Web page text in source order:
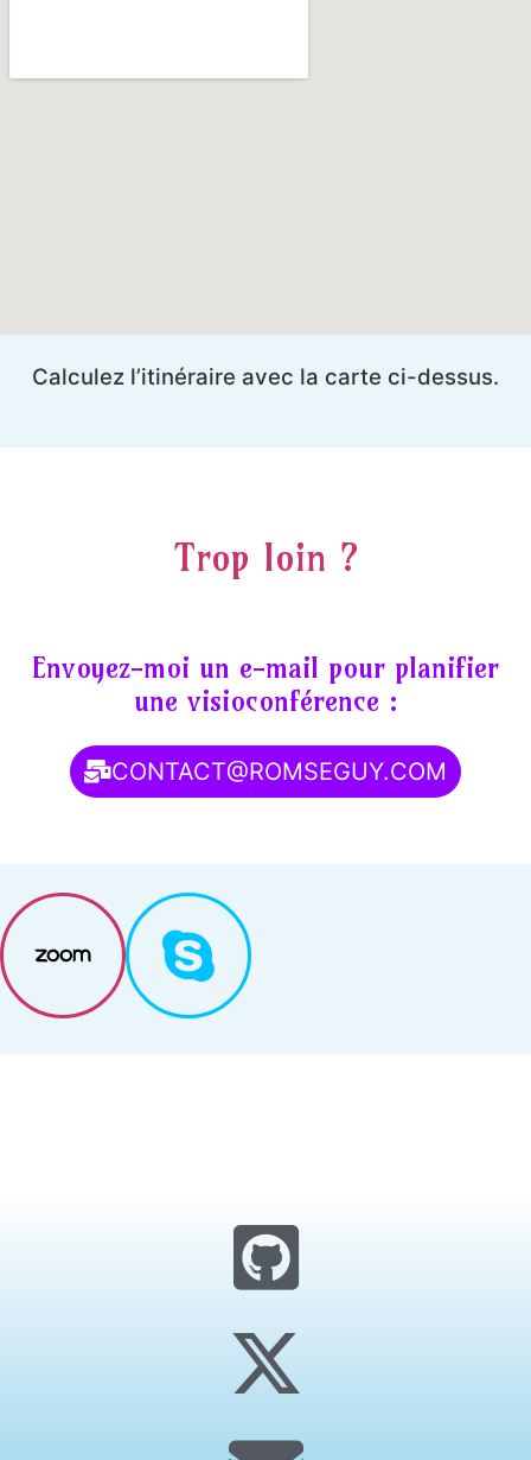
Calculez l’itinéraire avec la carte ci-dessus.
Trop loin ?
Envoyez-moi un e-mail pour planifier
une visioconférence :
CONTACT@ROMSEGUY.COM